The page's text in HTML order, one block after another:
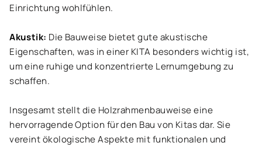
Einrichtung wohlfühlen.
Akustik: Die Bauweise bietet gute akustische
Eigenschaften, was in einer KITA besonders wichtig ist,
um eine ruhige und konzentrierte Lernumgebung zu
schaffen.
Insgesamt stellt die Holzrahmenbauweise eine
hervorragende Option für den Bau von Kitas dar. Sie
vereint ökologische Aspekte mit funktionalen und